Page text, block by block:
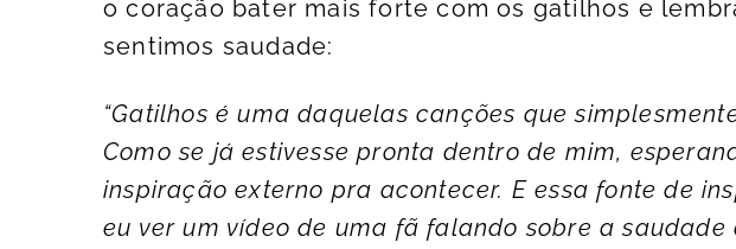
o coração bater mais forte com os gatilhos e
sentimos saudade:
“Gatilhos é uma daquelas canções que
Como se já estivesse pronta dentro de mim,
inspiração externo pra acontecer. E essa fonte de
eu ver um vídeo de uma fã falando sobre a